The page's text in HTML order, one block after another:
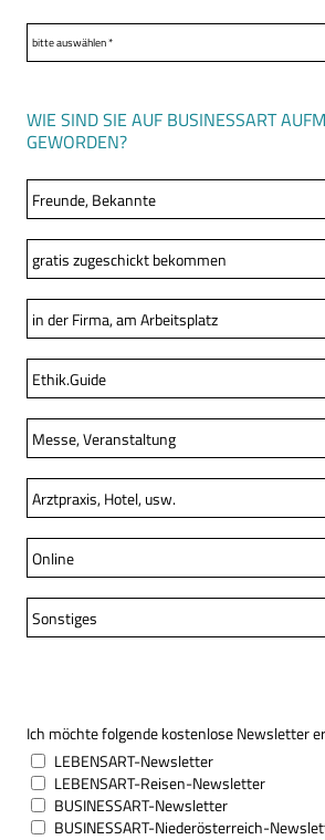
bitte auswählen *
WIE SIND SIE AUF BUSINESSART
GEWORDEN?
Freunde, Bekannte
gratis zugeschickt bekommen
in der Firma, am Arbeitsplatz
Ethik.Guide
Messe, Veranstaltung
Arztpraxis, Hotel, usw.
Online
Sonstiges
Ich möchte folgende kostenlose Newsletter
LEBENSART-Newsletter
LEBENSART-Reisen-Newsletter
BUSINESSART-Newsletter
BUSINESSART-Niederösterreich-